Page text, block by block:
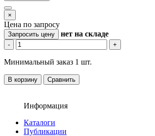
×
Цена по запросу
Запросить цену нет на складе
- +
Минимальный заказ 1 шт.
В корзину Сравнить
Информация
Каталоги
Публикации